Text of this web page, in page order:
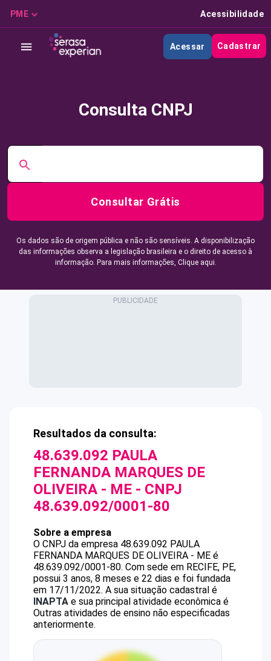
PME Acessibilidade
Acessar Cadastrar
Consulta CNPJ
Consultar Grátis
Os dados são de origem pública e não são sensíveis. A disponibilização
das informações observa a legislação brasileira e o direito de acesso à
informação. Para mais informações, Clique aqui.
Resultados da consulta:
48.639.092 PAULA
FERNANDA MARQUES DE
OLIVEIRA - ME - CNPJ
48.639.092/0001-80
Sobre a empresa
O CNPJ da empresa 48.639.092 PAULA
FERNANDA MARQUES DE OLIVEIRA - ME é
48.639.092/0001-80. Com sede em RECIFE, PE,
possui 3 anos, 8 meses e 22 dias e foi fundada
em 17/11/2022. A sua situação cadastral é
INAPTA e sua principal atividade econômica é
Outras atividades de ensino não especificadas
anteriormente.